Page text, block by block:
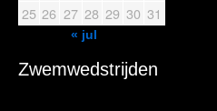
25 26 27 28 29 30 31
« jul
Zwemwedstrijden